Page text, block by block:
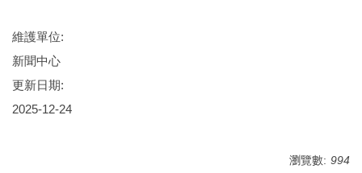
維護單位:
新聞中心
更新日期:
2025-12-24
瀏覽數: 994